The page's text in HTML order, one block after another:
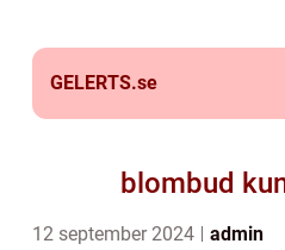
GELERTS.se
blombud
12 september 2024 admin